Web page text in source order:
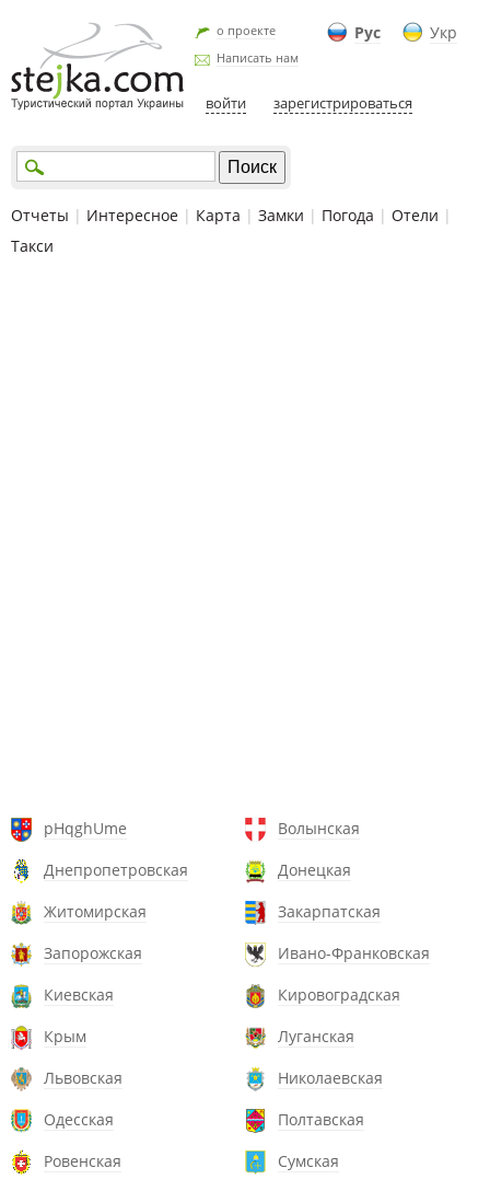
Рус Укр
о проекте
Написать нам
войти зарегистрироваться
Отчеты | Интересное | Карта | Замки | Погода | Отели |
Такси
pHqghUme
Волынская
Днепропетровская
Донецкая
Житомирская
Закарпатская
Запорожская
Ивано-Франковская
Киевская
Кировоградская
Крым
Луганская
Львовская
Николаевская
Одесская
Полтавская
Ровенская
Сумская